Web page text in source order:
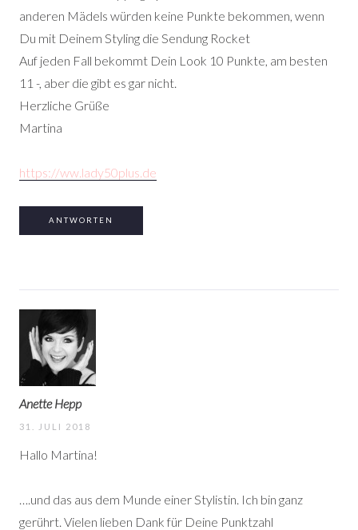
anderen Mädels würden keine Punkte bekommen, wenn
Du mit Deinem Styling die Sendung Rocket
Auf jeden Fall bekommt Dein Look 10 Punkte, am besten
11 -, aber die gibt es gar nicht.
Herzliche Grüße
Martina
https://ww.lady50plus.de
ANTWORTEN
Anette Hepp
31. JULI 2018
Hallo Martina!
….und das aus dem Munde einer Stylistin. Ich bin ganz
gerührt. Vielen lieben Dank für Deine Punktzahl